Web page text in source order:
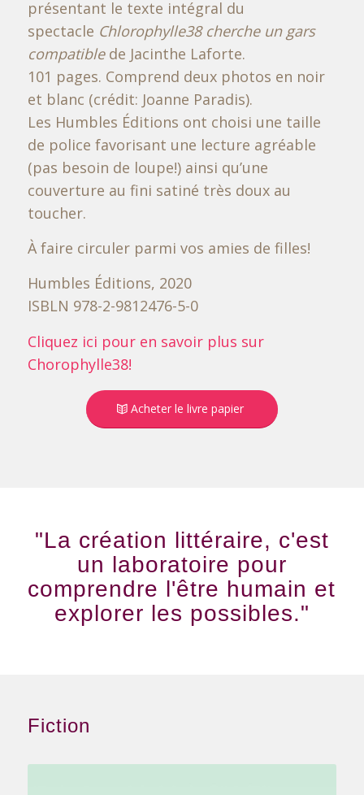
présentant le texte intégral du
spectacle Chlorophylle38 cherche un gars
compatiblede Jacinthe Laforte.
101 pages. Comprend deux photos en noir
et blanc (crédit: Joanne Paradis).
Les Humbles Éditions ont choisi une taille
de police favorisant une lecture agréable
(pas besoin de loupe!) ainsi qu’une
couverture au fini satiné très doux au
toucher.
À faire circuler parmi vos amies de filles!
Humbles Éditions, 2020
ISBLN 978-2-9812476-5-0
Cliquez ici pour en savoir plus sur
Chorophylle38!
Acheter le livre papier
"La création littéraire, c'est
un laboratoire pour
comprendre l'être humain et
explorer les possibles."
Fiction